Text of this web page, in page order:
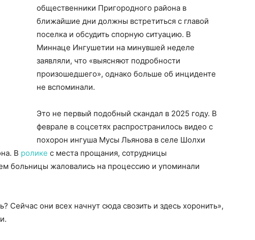
общественники Пригородного района в
ближайшие дни должны встретиться с главой
поселка и обсудить спорную ситуацию. В
Миннаце Ингушетии на минувшей неделе
заявляли, что «выясняют подробности
произошедшего», однако больше об инциденте
не вспоминали.
Это не первый подобный скандал в 2025 году. В
феврале в соцсетях распространилось видео с
похорон ингуша Мусы Льянова в селе Шолхи
В ролике с места прощания, сотрудницы
больницы жаловались на процессию и упоминали
Сейчас они всех начнут сюда свозить и здесь хоронить»,